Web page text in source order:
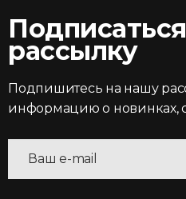
рассылку
Подпишитесь на нашу
информацию о новинках,